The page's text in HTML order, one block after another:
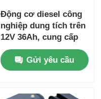
Động cơ diesel công
nghiệp dung tích trên
12V 36Ah, cung cấp
kích thước tổng thể
420×440×495 mm cho
nguồn điện công
Gửi yêu cầu